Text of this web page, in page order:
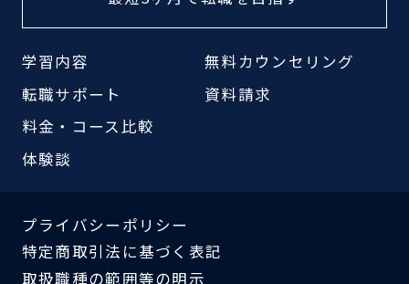
学習内容
転職サポート
料金・コース比較
体験談
無料カウンセリング
資料請求
プライバシーポリシー
特定商取引法に基づく表記
取扱職種の範囲等の明示